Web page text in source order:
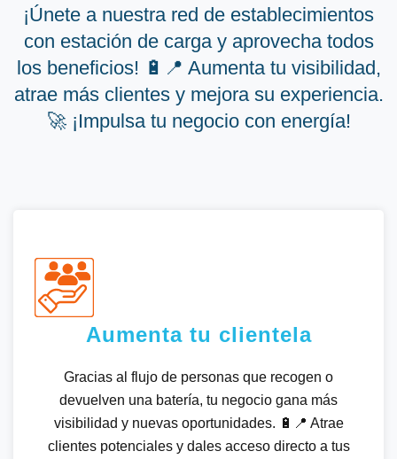
¡Únete a nuestra red de establecimientos
con estación de carga y aprovecha todos
los beneficios! 🔋📍 Aumenta tu visibilidad,
atrae más clientes y mejora su experiencia.
🚀 ¡Impulsa tu negocio con energía!
Aumenta tu clientela
Gracias al flujo de personas que recogen o
devuelven una batería, tu negocio gana más
visibilidad y nuevas oportunidades. 🔋📍 Atrae
clientes potenciales y dales acceso directo a tus